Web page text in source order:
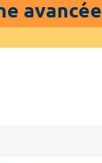
avancée